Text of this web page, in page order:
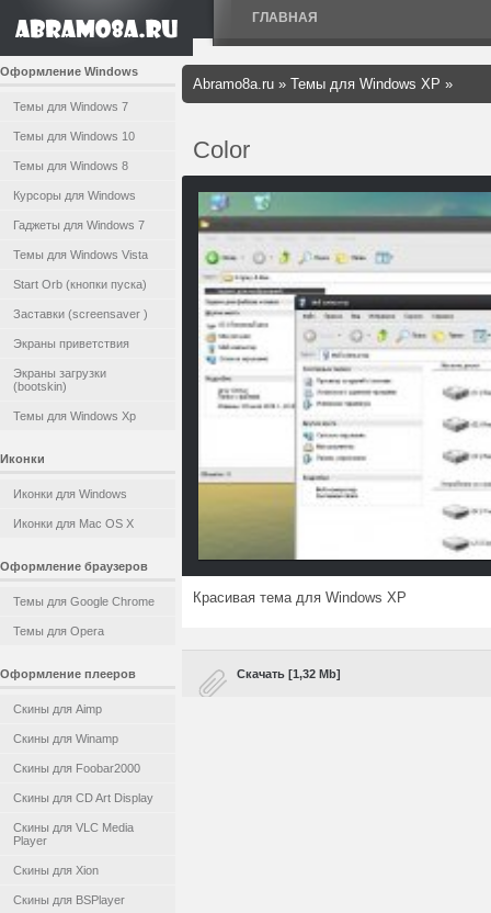
ГЛАВНАЯ
Оформление Windows
Темы для Windows 7
Темы для Windows 10
Темы для Windows 8
Курсоры для Windows
Гаджеты для Windows 7
Темы для Windows Vista
Start Orb (кнопки пуска)
Заставки (screensaver )
Экраны приветствия
Экраны загрузки
(bootskin)
Темы для Windows Xp
Иконки
Иконки для Windows
Иконки для Mac OS X
Оформление браузеров
Темы для Google Chrome
Темы для Opera
Оформление плееров
Скины для Aimp
Скины для Winamp
Скины для Foobar2000
Скины для CD Art Display
Скины для VLC Media
Player
Скины для Xion
Скины для BSPlayer
Abramo8a.ru » Темы для Windows XP »
Color
Красивая тема для Windows XP
Скачать [1,32 Mb]